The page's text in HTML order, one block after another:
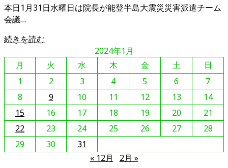
開
日:
カ
テ
ゴ
リ
ー:
本日1月31日水曜日は院長が能登半島大震災災害派遣チーム
会議…
続きを読む
時
間
の
変
更
2024年1月
月
火 水 木 金 土
日
1
2 3 4 5 6
7
8
9 10 11 12 13
14
15
16 17 18 19 20
21
22
23 24 25 26 27
28
29
30
31
« 12月
2月 »